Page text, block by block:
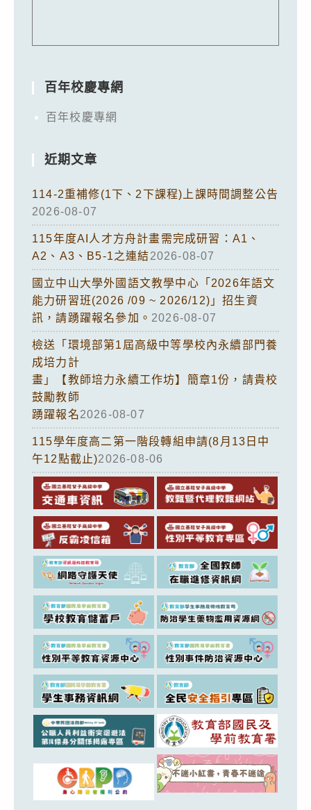
百年校慶專網
百年校慶專網
近期文章
114-2重補修(1下、2下課程)上課時間調整公告
2026-08-07
115年度AI人才方舟計畫需完成研習：A1、
A2、A3、B5-1之連結2026-08-07
國立中山大學外國語文教學中心「2026年語文
能力研習班(2026 /09 ~ 2026/12)」招生資
訊，請踴躍報名參加。 2026-08-07
檢送「環境部第1屆高級中等學校內永續部門養
成培力計
畫」【教師培力永續工作坊】簡章1份，請貴校
鼓勵教師
踴躍報名2026-08-07
115學年度高二第一階段轉組申請(8月13日中
午12點截止)2026-08-06